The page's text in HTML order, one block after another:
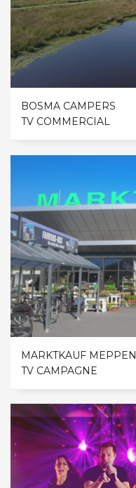
BOSMA CAMPERS
TV COMMERCIAL
MARKTKAUF MEPPEN
TV CAMPAGNE